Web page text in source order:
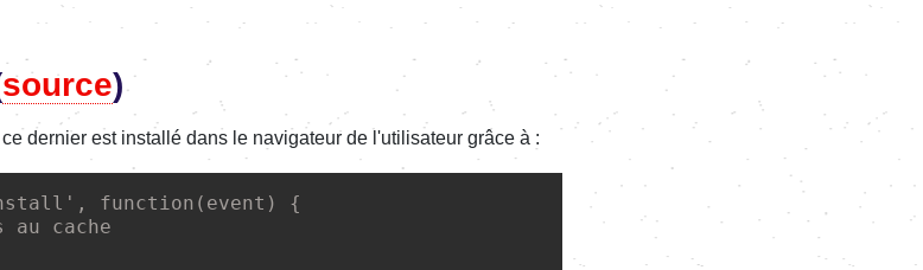
source)
dernier est installé dans le navigateur de l'utilisateur grâce à :
' , function ( event ) {
cache